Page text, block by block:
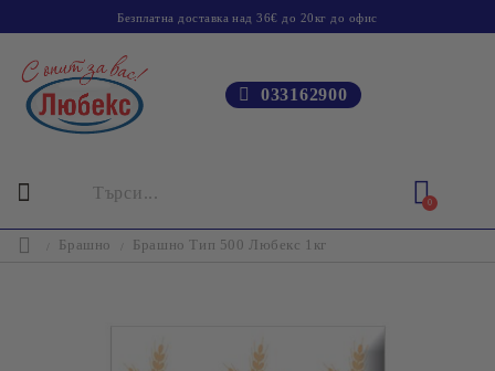
Безплатна доставка над 36€ до 20кг до офис
033162900
0
Брашно Брашно Тип 500 Любекс 1кг